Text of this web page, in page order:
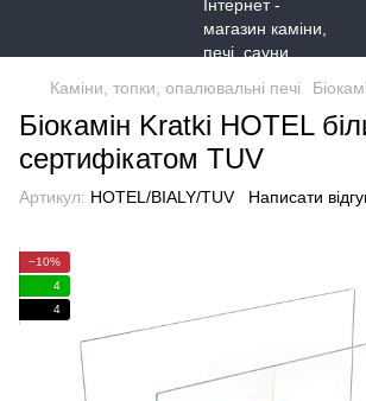
Каміни, топки, опалювальні печі
Біокамін Kratki HOTEL
сертифікатом TUV
Артикул: HOTEL/BIALY/TUV Написати
−10%
4
4